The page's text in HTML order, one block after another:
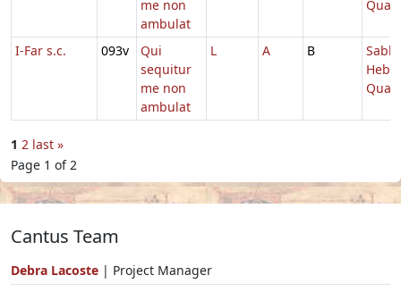
me non
ambulat
I-Far s.c. 093v
Qui
sequitur
me non
ambulat
L A B
Sabb.
1 2 last »
Page 1 of 2
Cantus Team
Debra Lacoste | Project Manager